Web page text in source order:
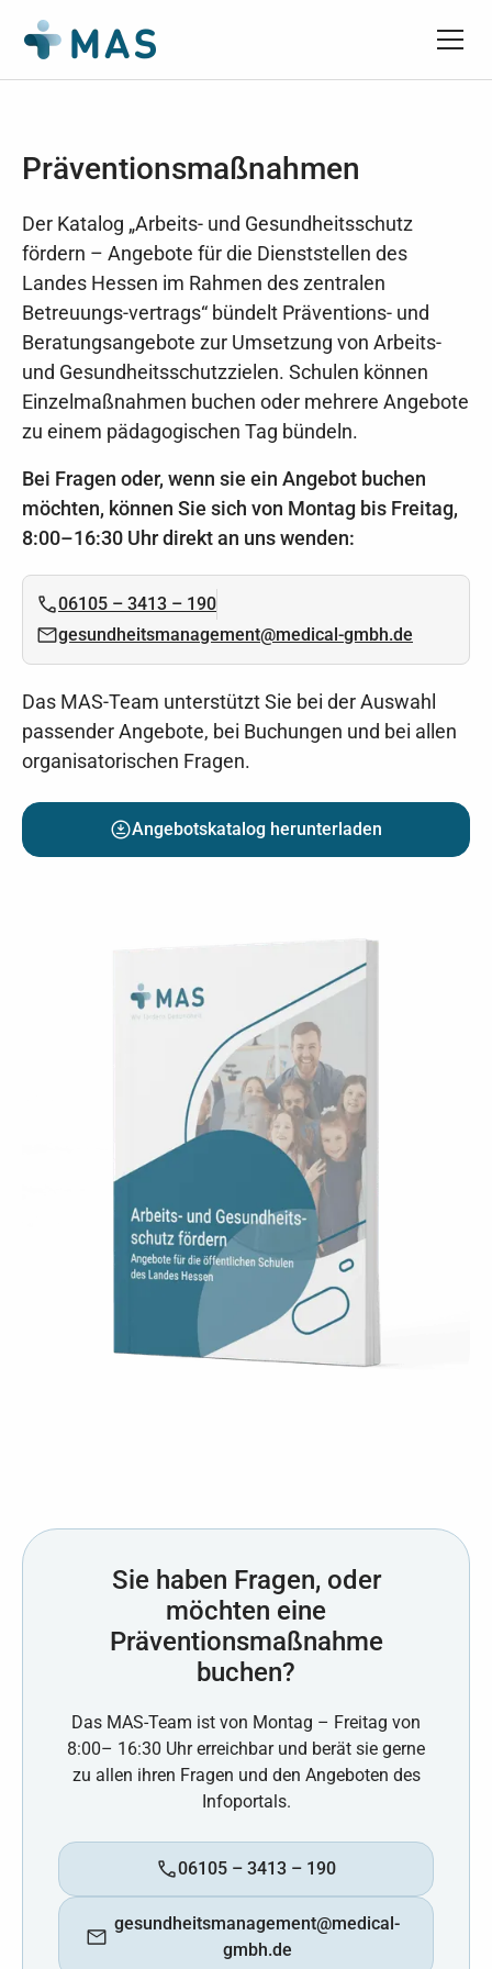
Präventionsmaßnahmen
Der Katalog „Arbeits- und Gesundheitsschutz
fördern – Angebote für die Dienststellen des
Landes Hessen im Rahmen des zentralen
Betreuungs-vertrags“ bündelt Präventions- und
Beratungsangebote zur Umsetzung von Arbeits-
und Gesundheitsschutzzielen. Schulen können
Einzelmaßnahmen buchen oder mehrere Angebote
zu einem pädagogischen Tag bündeln.
Bei Fragen oder, wenn sie ein Angebot buchen
möchten, können Sie sich von Montag bis Freitag,
8:00–16:30 Uhr direkt an uns wenden:
06105 – 3413 – 190
gesundheitsmanagement@medical-gmbh.de
Das MAS-Team unterstützt Sie bei der Auswahl
passender Angebote, bei Buchungen und bei allen
organisatorischen Fragen.
Angebotskatalog herunterladen
Sie haben Fragen, oder
möchten eine
Präventionsmaßnahme
buchen?
Das MAS-Team ist von Montag – Freitag von
8:00– 16:30 Uhr erreichbar und berät sie gerne
zu allen ihren Fragen und den Angeboten des
Infoportals.
06105 – 3413 – 190
gesundheitsmanagement@medical-
gmbh.de